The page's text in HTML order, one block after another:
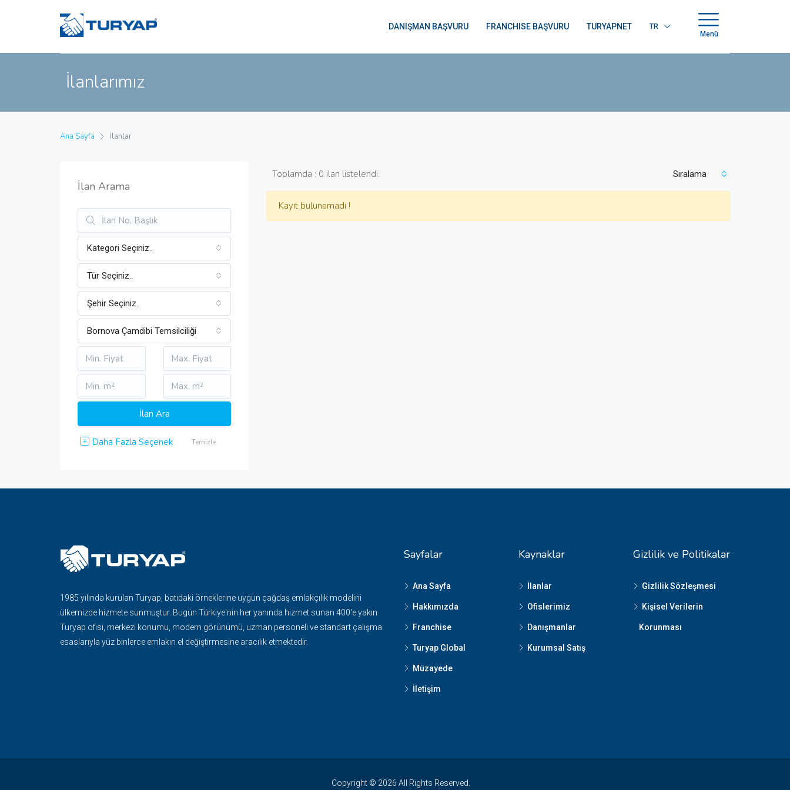
DANIŞMAN BAŞVURU FRANCHISE BAŞVURU TURYAPNET
TR
Menü
İlanlarımız
Ana Sayfa İlanlar
İlan Arama
Kategori Seçiniz..
Tür Seçiniz..
Şehir Seçiniz..
Bornova Çamdibi Temsilciliği
Daha Fazla Seçenek Temizle
Toplamda : 0 ilan listelendi. Sıralama
Kayıt bulunamadı !
1985 yılında kurulan Turyap, batıdaki örneklerine uygun çağdaş emlakçılık modelini
ülkemizde hizmete sunmuştur. Bugün Türkiye'nin her yanında hizmet sunan 400'e yakın
Turyap ofisi, merkezi konumu, modern görünümü, uzman personeli ve standart çalışma
esaslarıyla yüz binlerce emlakın el değiştirmesine aracılık etmektedir.
Sayfalar
Ana Sayfa
Hakkımızda
Franchise
Turyap Global
Müzayede
İletişim
Kaynaklar
İlanlar
Ofislerimiz
Danışmanlar
Kurumsal Satış
Gizlilik ve Politikalar
Gizlilik Sözleşmesi
Kişisel Verilerin
Korunması
Copyright © 2026 All Rights Reserved.